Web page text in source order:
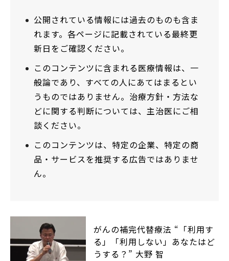
公開されている情報には過去のものも含ま
れます。各ページに記載されている最終更
新日をご確認ください。
このコンテンツに含まれる医療情報は、一
般論であり、すべての人にあてはまるとい
うものではありません。治療方針・方法な
どに関する判断については、主治医にご相
談ください。
このコンテンツは、特定の企業、特定の商
品・サービスを推奨する広告ではありませ
ん。
がんの補完代替療法 “「利用す
る」「利用しない」あなたはど
うする？” 大野 智